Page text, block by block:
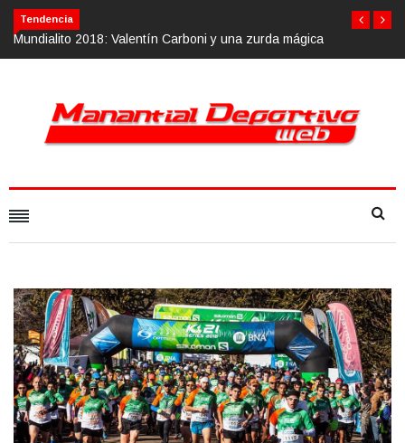
Tendencia
mágica Calvario Race 2018, 10 de noviembre